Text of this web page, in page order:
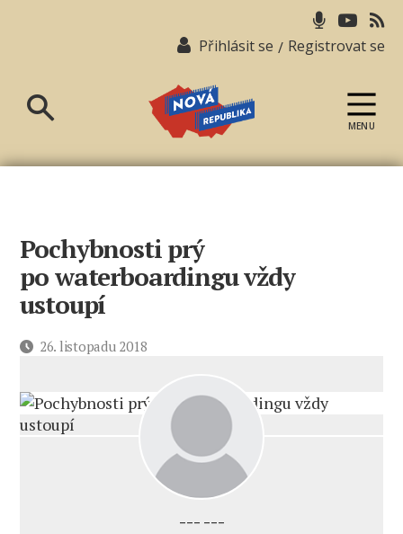
Přihlásit se / Registrovat se
republika
MENU
Pochybnosti prý
po waterboardingu vždy
ustoupí
Datum26. listopadu 2018
--- ---